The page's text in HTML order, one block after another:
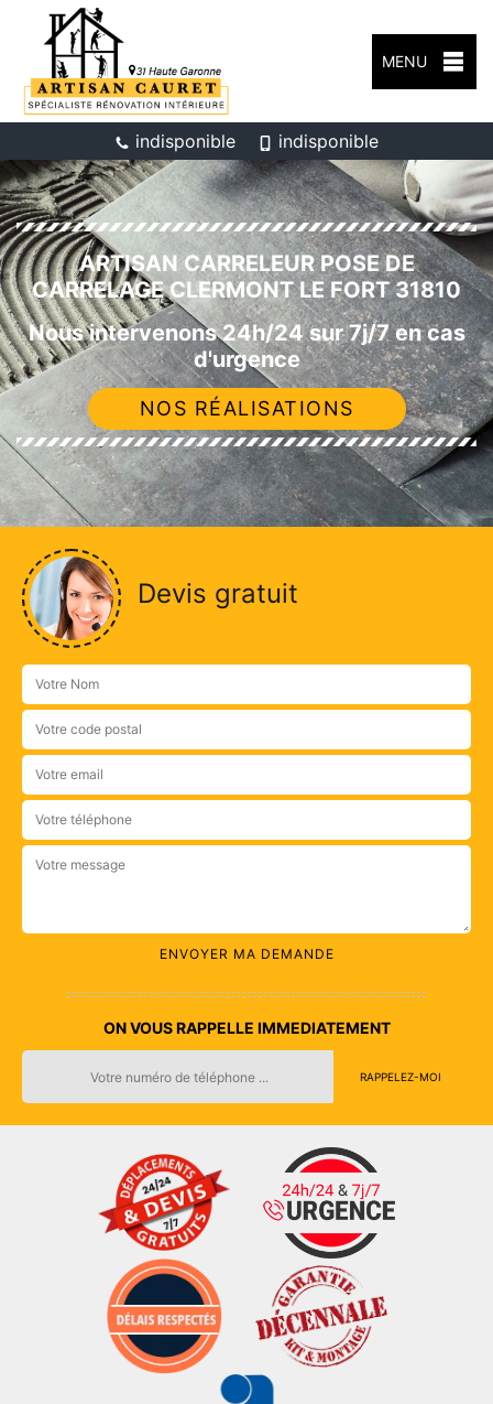
MENU
indisponible indisponible
ARTISAN CARRELEUR POSE DE
CARRELAGE CLERMONT LE FORT 31810
Nous intervenons 24h/24 sur 7j/7 en cas
d'urgence
NOS RÉALISATIONS
Devis gratuit
ON VOUS RAPPELLE IMMEDIATEMENT